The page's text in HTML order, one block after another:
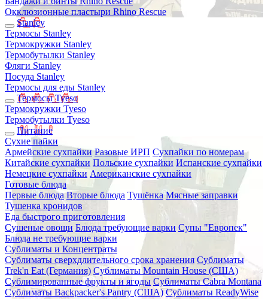
Окклюзионные пластыри Rhino Rescue
Stanley
Термосы Stanley
Термокружки Stanley
Термобутылки Stanley
Фляги Stanley
Посуда Stanley
Термосы для еды Stanley
Термосы Tyeso
Термокружки Tyeso
Термобутылки Tyeso
Питание
Сухие пайки
Армейские сухпайки Разовые ИРП Сухпайки по номерам
Китайские сухпайки Польские сухпайки Испанские сухпайки
Немецкие сухпайки Американские сухпайки
Готовые блюда
Первые блюда Вторые блюда Тушёнка Мясные заправки
Тушенка кронидов
Еда быстрого приготовления
Сушеные овощи Блюда требующие варки Супы "Европек"
Блюда не требующие варки
Сублиматы и Концентраты
Сублиматы сверхдлительного срока хранения Сублиматы
Trek'n Eat (Германия) Сублиматы Mountain House (США)
Сублимированные фрукты и ягоды Сублиматы Cabra Montana
Сублиматы Backpacker's Pantry (США) Сублиматы ReadyWise